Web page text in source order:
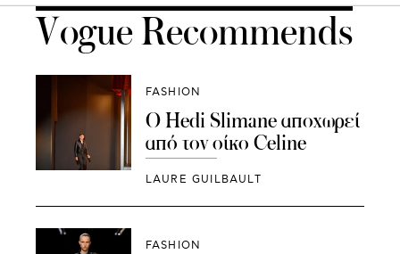
Vogue Recommends
FASHION
Ο Hedi Slimane αποχωρεί
από τον οίκο Celine
LAURE GUILBAULT
FASHION